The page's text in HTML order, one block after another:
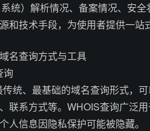
统）解析情况、备案情况、安
和技术手段，为使用者提供一站
名查询方式与工具
询
统、最基础的域名查询形式，
联系方式等。WHOIS查询广泛
人信息因隐私保护可能被隐藏。